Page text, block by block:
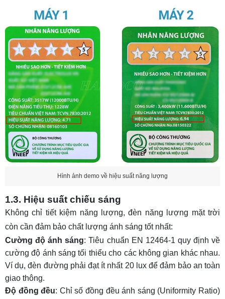
Hình ảnh demo về hiệu suất năng lượng
1.3. Hiệu suất chiếu sáng
Không chỉ tiết kiệm năng lượng, đèn năng lượng mặt trời
còn cần đảm bảo chất lượng ánh sáng tốt nhất:
Cường độ ánh sáng:Tiêu chuẩn EN 12464-1 quy định về
cường độ ánh sáng tối thiểu cho các không gian khác nhau.
Ví dụ, đèn đường phải đạt ít nhất 20 lux để đảm bảo an toàn
giao thông.
Độ đồng đều: Chỉ số đồng đều ánh sáng (Uniformity Ratio)